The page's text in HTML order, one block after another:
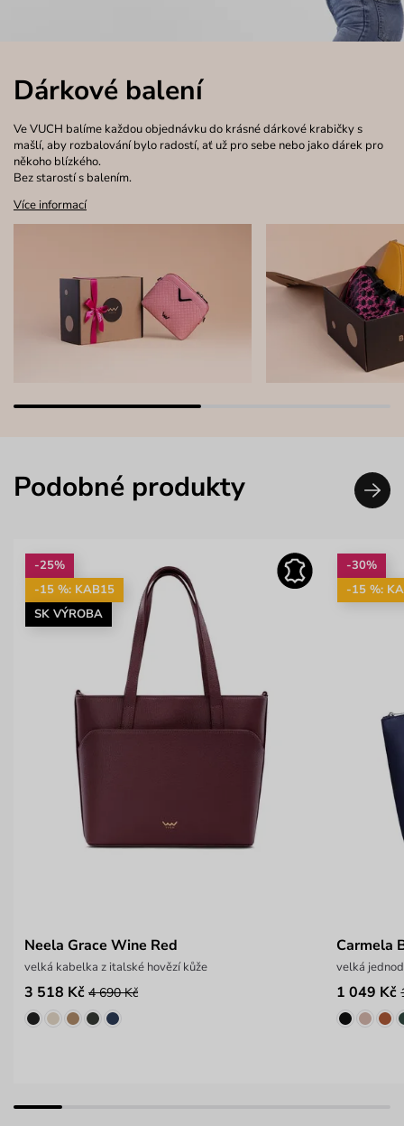
Dárkové balení
Ve VUCH balíme každou objednávku do krásné dárkové krabičky s
mašlí, aby rozbalování bylo radostí, ať už pro sebe nebo jako dárek pro
někoho blízkého.
Bez starostí s balením.
Více informací
Podobné produkty
-25%
-15 %: KAB15
SK VÝROBA
Neela Grace Wine Red
velká kabelka z italské hovězí kůže
3 518 Kč 4 690 Kč
-30%
-15 %:
Carmela
velká
1 049 Kč